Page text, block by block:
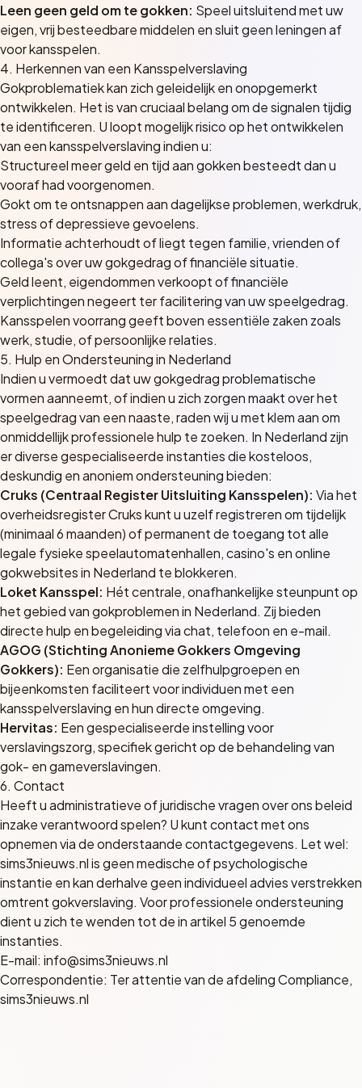
Leen geen geld om te gokken: Speel uitsluitend met uw
eigen, vrij besteedbare middelen en sluit geen leningen af
voor kansspelen.
4. Herkennen van een Kansspelverslaving
Gokproblematiek kan zich geleidelijk en onopgemerkt
ontwikkelen. Het is van cruciaal belang om de signalen tijdig
te identificeren. U loopt mogelijk risico op het ontwikkelen
van een kansspelverslaving indien u:
Structureel meer geld en tijd aan gokken besteedt dan u
vooraf had voorgenomen.
Gokt om te ontsnappen aan dagelijkse problemen, werkdruk,
stress of depressieve gevoelens.
Informatie achterhoudt of liegt tegen familie, vrienden of
collega's over uw gokgedrag of financiële situatie.
Geld leent, eigendommen verkoopt of financiële
verplichtingen negeert ter facilitering van uw speelgedrag.
Kansspelen voorrang geeft boven essentiële zaken zoals
werk, studie, of persoonlijke relaties.
5. Hulp en Ondersteuning in Nederland
Indien u vermoedt dat uw gokgedrag problematische
vormen aanneemt, of indien u zich zorgen maakt over het
speelgedrag van een naaste, raden wij u met klem aan om
onmiddellijk professionele hulp te zoeken. In Nederland zijn
er diverse gespecialiseerde instanties die kosteloos,
deskundig en anoniem ondersteuning bieden:
Cruks (Centraal Register Uitsluiting Kansspelen): Via het
overheidsregister Cruks kunt u uzelf registreren om tijdelijk
(minimaal 6 maanden) of permanent de toegang tot alle
legale fysieke speelautomatenhallen, casino's en online
gokwebsites in Nederland te blokkeren.
Loket Kansspel: Hét centrale, onafhankelijke steunpunt op
het gebied van gokproblemen in Nederland. Zij bieden
directe hulp en begeleiding via chat, telefoon en e-mail.
AGOG (Stichting Anonieme Gokkers Omgeving
Gokkers): Een organisatie die zelfhulpgroepen en
bijeenkomsten faciliteert voor individuen met een
kansspelverslaving en hun directe omgeving.
Hervitas: Een gespecialiseerde instelling voor
verslavingszorg, specifiek gericht op de behandeling van
gok- en gameverslavingen.
6. Contact
Heeft u administratieve of juridische vragen over ons beleid
inzake verantwoord spelen? U kunt contact met ons
opnemen via de onderstaande contactgegevens. Let wel:
sims3nieuws.nl is geen medische of psychologische
instantie en kan derhalve geen individueel advies verstrekken
omtrent gokverslaving. Voor professionele ondersteuning
dient u zich te wenden tot de in artikel 5 genoemde
instanties.
E-mail: info@sims3nieuws.nl
Correspondentie: Ter attentie van de afdeling Compliance,
sims3nieuws.nl